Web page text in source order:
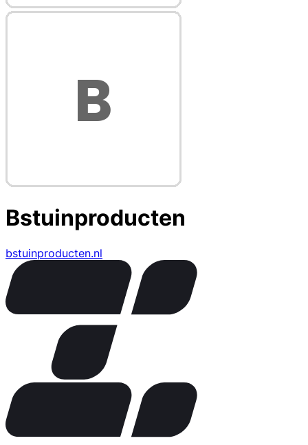
Bstuinproducten
bstuinproducten.nl